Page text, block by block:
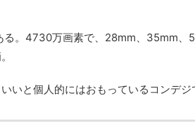
る。4730万画素で、28mm、35mm、
いと個人的にはおもっているコンデジ